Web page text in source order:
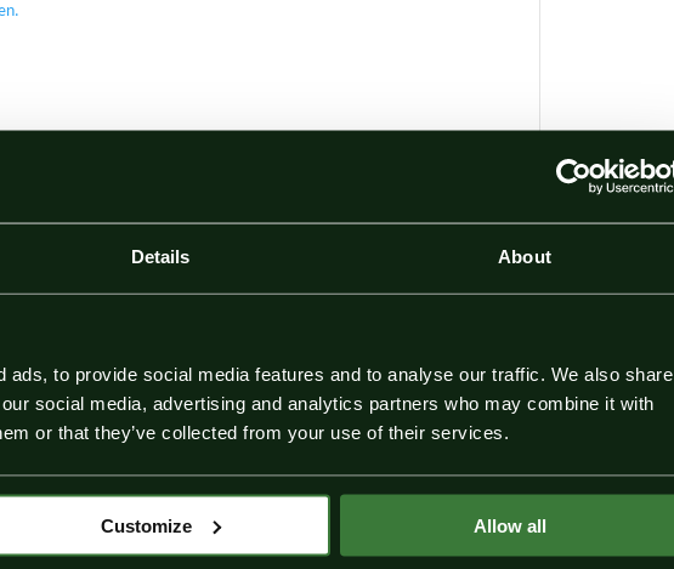
Details About
ads, to provide social media features and to analyse our traffic. We also share
social media, advertising and analytics partners who may combine it with
or that they’ve collected from your use of their services.
Customize Allow all